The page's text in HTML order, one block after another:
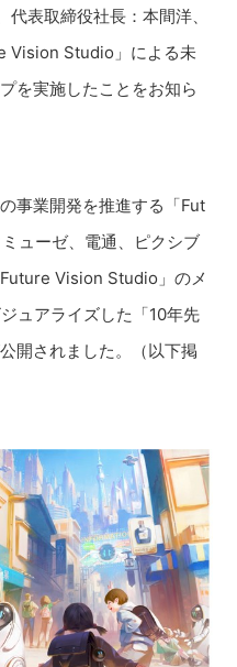
表取締役社長：本間洋、
Vision Studio」による未
を実施したことをお知ら
事業開発を推進する「Fut
ューゼ、電通、ピクシブ
Vision Studio」のメ
ュアライズした「10年先
開されました。（以下掲